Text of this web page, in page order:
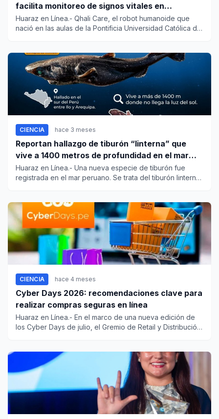
facilita monitoreo de signos vitales en
pacientes a distancia
Huaraz en Línea.- Qhali Care, el robot humanoide que
nació en las aulas de la Pontificia Universidad Católica del
CIENCIA hace 3 meses
Reportan hallazgo de tiburón “linterna” que
vive a 1400 metros de profundidad en el mar
peruano
Huaraz en Línea.- Una nueva especie de tiburón fue
registrada en el mar peruano. Se trata del tiburón linterna
CIENCIA hace 4 meses
Cyber Days 2026: recomendaciones clave para
realizar compras seguras en línea
Huaraz en Línea.- En el marco de una nueva edición de
los Cyber Days de julio, el Gremio de Retail y Distribución